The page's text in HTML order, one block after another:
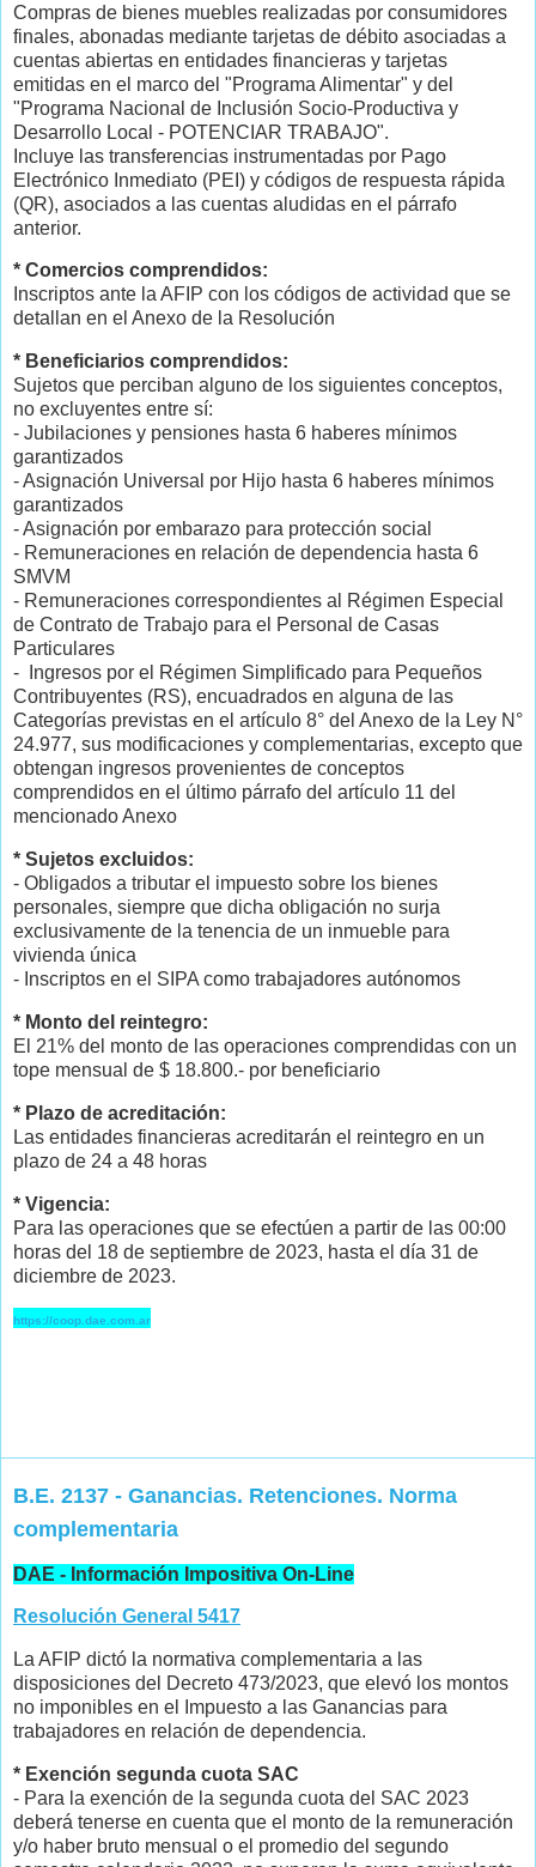
Compras de bienes muebles realizadas por consumidores
finales, abonadas mediante tarjetas de débito asociadas a
cuentas abiertas en entidades financieras y tarjetas
emitidas en el marco del "Programa Alimentar" y del
"Programa Nacional de Inclusión Socio-Productiva y
Desarrollo Local - POTENCIAR TRABAJO".
Incluye las transferencias instrumentadas por Pago
Electrónico Inmediato (PEI) y códigos de respuesta rápida
(QR), asociados a las cuentas aludidas en el párrafo
anterior.
* Comercios comprendidos:
Inscriptos ante la AFIP con los códigos de actividad que se
detallan en el Anexo de la Resolución
* Beneficiarios comprendidos:
Sujetos que perciban alguno de los siguientes conceptos,
no excluyentes entre sí:
- Jubilaciones y pensiones hasta 6 haberes mínimos
garantizados
- Asignación Universal por Hijo hasta 6 haberes mínimos
garantizados
- Asignación por embarazo para protección social
- Remuneraciones en relación de dependencia hasta 6
SMVM
- Remuneraciones correspondientes al Régimen Especial
de Contrato de Trabajo para el Personal de Casas
Particulares
- Ingresos por el Régimen Simplificado para Pequeños
Contribuyentes (RS), encuadrados en alguna de las
Categorías previstas en el artículo 8° del Anexo de la Ley N°
24.977, sus modificaciones y complementarias, excepto que
obtengan ingresos provenientes de conceptos
comprendidos en el último párrafo del artículo 11 del
mencionado Anexo
* Sujetos excluidos:
- Obligados a tributar el impuesto sobre los bienes
personales, siempre que dicha obligación no surja
exclusivamente de la tenencia de un inmueble para
vivienda única
- Inscriptos en el SIPA como trabajadores autónomos
* Monto del reintegro:
El 21% del monto de las operaciones comprendidas con un
tope mensual de $ 18.800.- por beneficiario
* Plazo de acreditación:
Las entidades financieras acreditarán el reintegro en un
plazo de 24 a 48 horas
* Vigencia:
Para las operaciones que se efectúen a partir de las 00:00
horas del 18 de septiembre de 2023, hasta el día 31 de
diciembre de 2023.
https://coop.dae.com.ar
B.E. 2137 - Ganancias. Retenciones. Norma
complementaria
DAE - Información Impositiva On-Line
Resolución General 5417
La AFIP dictó la normativa complementaria a las
disposiciones del Decreto 473/2023, que elevó los montos
no imponibles en el Impuesto a las Ganancias para
trabajadores en relación de dependencia.
* Exención segunda cuota SAC
- Para la exención de la segunda cuota del SAC 2023
deberá tenerse en cuenta que el monto de la remuneración
y/o haber bruto mensual o el promedio del segundo